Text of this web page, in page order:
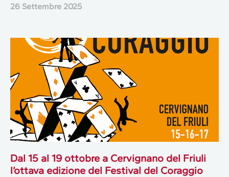
26 Settembre 2025
Dal 15 al 19 ottobre a Cervignano del Friuli
l’ottava edizione del Festival del Coraggio